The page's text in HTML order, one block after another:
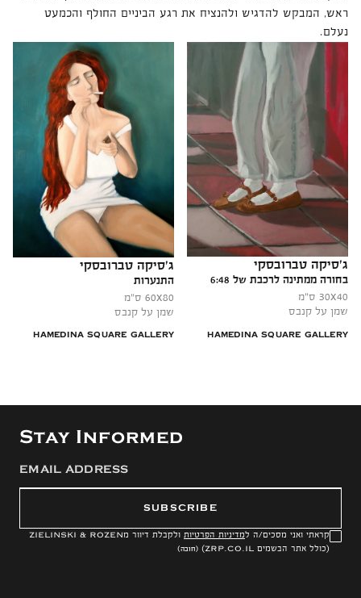
ראש, המבקש להדגיש ולהנציח את רגע הביניים החולף והכמעט
נעלם.
ג׳סיקה טברובסקי
בחורה ממתינה לרכבת של 6:48
30x40
שמן על קנבס
HAMEDINA SQUARE GALLERY
ג׳סיקה טברובסקי
התנערות
60x80
שמן על קנבס
HAMEDINA SQUARE GALLERY
Stay Informed
SUBSCRIBE
קראתי ואני מסכים/ה למדיניות הפרטיות ולקבלת דיוור מZIELINSKI & ROZEN
(כולל אתר הבשמים ZRP.CO.IL
) (חובה)